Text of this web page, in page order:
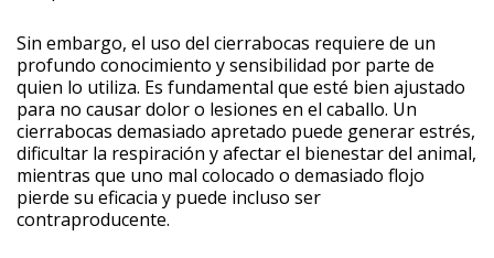
Sin embargo, el uso del cierrabocas requiere de un
profundo conocimiento y sensibilidad por parte de
quien lo utiliza. Es fundamental que esté bien ajustado
para no causar dolor o lesiones en el caballo. Un
cierrabocas demasiado apretado puede generar estrés,
dificultar la respiración y afectar el bienestar del animal,
mientras que uno mal colocado o demasiado flojo
pierde su eficacia y puede incluso ser
contraproducente.